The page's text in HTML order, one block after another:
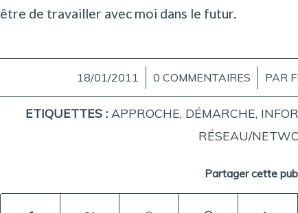
être de travailler avec moi dans le futur.
18/01/2011
/ 0 COMMENTAIRES
/ PAR
ETIQUETTES : APPROCHE, DÉMARCHE,
RÉSEAU/
Partager cette